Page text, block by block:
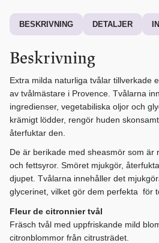
BESKRIVNING DETALJER
Beskrivning
Extra milda naturliga tvålar tillverkade
av tvålmästare i Provence. Tvålarna
ingredienser, vegetabiliska oljor och
krämigt lödder, rengör huden
återfuktar den.
De är berikade med sheasmör som är
och fettsyror. Smöret mjukgör,
djupet. Tvålarna innehåller det
glycerinet, vilket gör dem perfekta för
Fleur de citronnier tvål
Fräsch tvål med uppfriskande mild
citronblommor från citrusträdet.